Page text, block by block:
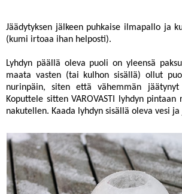
Jäädytyksen jälkeen puhkaise ilmapallo ja
(kumi irtoaa ihan helposti).
Lyhdyn päällä oleva puoli on yleensä
maata vasten (tai kulhon sisällä) ollut
nurinpäin, siten että vähemmän
Koputtele sitten VAROVASTI lyhdyn
nakutellen. Kaada lyhdyn sisällä oleva vesi